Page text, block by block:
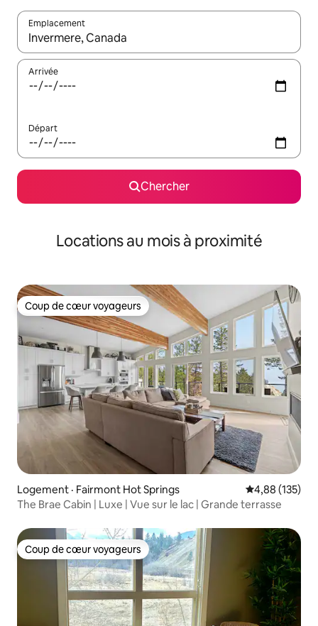
Emplacement
Quand les résultats sont affichés, parcourez-les en utilisant
Arrivée
Départ
Chercher
Locations au mois à proximité
Coup de cœur voyageurs
Coup de cœur voyageurs
Logement · Fairmont Hot Springs Note
4,88 (135)
The Brae Cabin | Luxe | Vue sur le lac | Grande terrasse
Coup de cœur voyageurs
Coup de cœur voyageurs